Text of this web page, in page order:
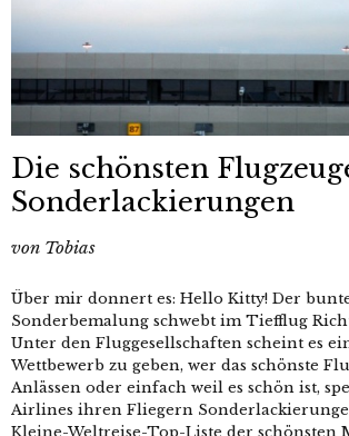
Die schönsten
Sonderlackierungen
von Tobias
Über mir donnert es: Hello Kitty! Der
Sonderbemalung schwebt im Tiefflug
Unter den Fluggesellschaften scheint es
Wettbewerb zu geben, wer das schönste
Anlässen oder einfach weil es schön ist,
Airlines ihren Fliegern